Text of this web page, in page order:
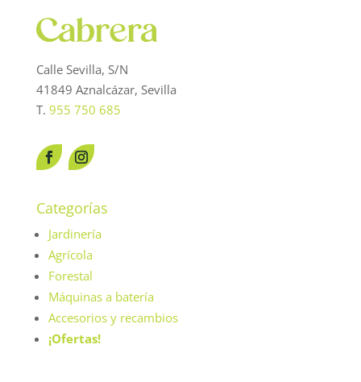
Calle Sevilla, S/N
41849 Aznalcázar, Sevilla
T. 955 750 685
Categorías
Jardinería
Agrícola
Forestal
Máquinas a batería
Accesorios y recambios
¡Ofertas!